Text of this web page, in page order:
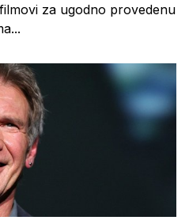
za ugodno provedenu